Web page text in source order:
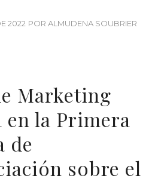
2022 POR ALMUDENA SOUBRIER
Marketing
la Primera
de
sobre el